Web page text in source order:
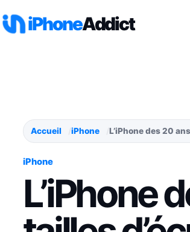
iPhoneAddict
Accueil iPhone L’iPhone des 20
iPhone
L’iPhone